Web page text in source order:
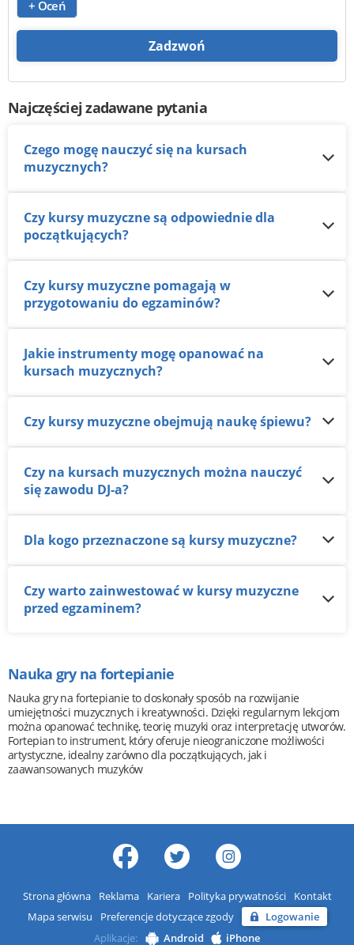
+ Oceń
Zadzwoń
Najczęściej zadawane pytania
Czego mogę nauczyć się na kursach
muzycznych?
Czy kursy muzyczne są odpowiednie dla
początkujących?
Czy kursy muzyczne pomagają w
przygotowaniu do egzaminów?
Jakie instrumenty mogę opanować na
kursach muzycznych?
Czy kursy muzyczne obejmują naukę śpiewu?
Czy na kursach muzycznych można nauczyć
się zawodu DJ-a?
Dla kogo przeznaczone są kursy muzyczne?
Czy warto zainwestować w kursy muzyczne
przed egzaminem?
Nauka gry na fortepianie
Nauka gry na fortepianie to doskonały sposób na rozwijanie
umiejętności muzycznych i kreatywności. Dzięki regularnym lekcjom
można opanować technikę, teorię muzyki oraz interpretację utworów.
Fortepian to instrument, który oferuje nieograniczone możliwości
artystyczne, idealny zarówno dla początkujących, jak i
zaawansowanych muzyków
Strona główna Reklama Kariera Polityka prywatności
Kontakt
Mapa serwisu
Preferencje dotyczące zgody
Logowanie
Aplikacje:
Android iPhone